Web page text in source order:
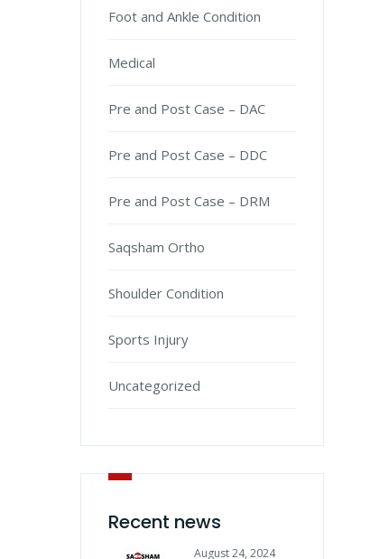
Foot and Ankle Condition
Medical
Pre and Post Case – DAC
Pre and Post Case – DDC
Pre and Post Case – DRM
Saqsham Ortho
Shoulder Condition
Sports Injury
Uncategorized
Recent news
August 24, 2024